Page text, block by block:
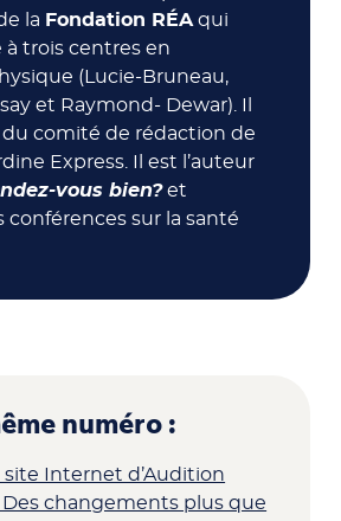
la Fondation RÉA qui
à trois centres en
(Lucie-Bruneau,
et Raymond- Dewar). Il
comité de rédaction de
Express. Il est l’auteur
vous bien? et
conférences sur la santé
numéro :
site Internet d’Audition
Des changements plus que